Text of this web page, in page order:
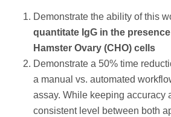
Demonstrate the ability of this
quantitate IgG in the
Hamster Ovary (CHO) cells
Demonstrate a 50% time
a manual vs. automated
assay. While keeping accuracy
consistent level between both